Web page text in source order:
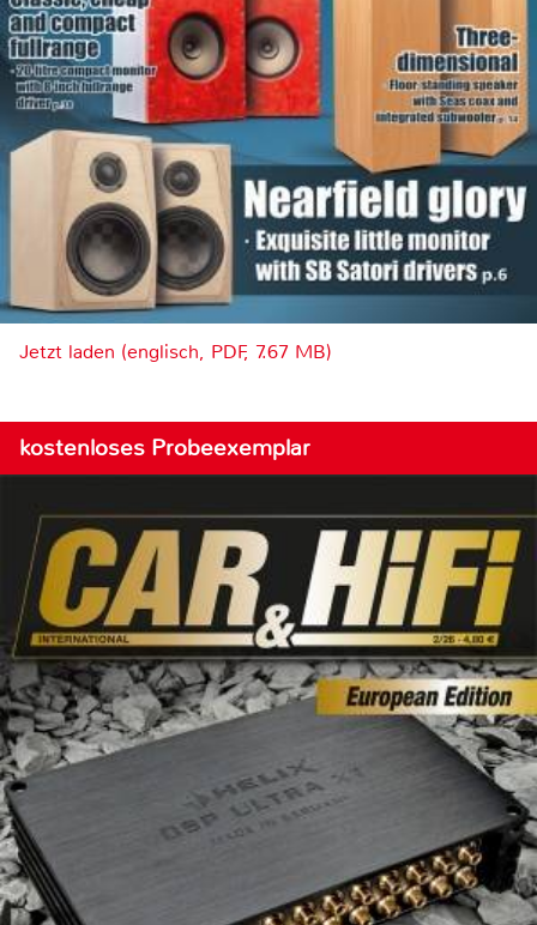
Jetzt laden (englisch, PDF, 7.67 MB)
kostenloses Probeexemplar